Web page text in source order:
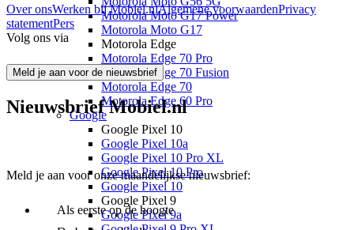
Motorola Moto G17 Power
Motorola Moto G17
Motorola Edge
Motorola Edge 70 Pro
Motorola Edge 70 Fusion
Motorola Edge 70
Motorola Edge 60 Pro
Google
Google Pixel 10
Google Pixel 10a
Google Pixel 10 Pro XL
Google Pixel 10 Pro
Google Pixel 10
Google Pixel 9
Google Pixel 9a
Over onsWerken bij Mobiel.nlAlgemene voorwaardenPrivacy
statementPers
Volg ons via
Meld je aan voor de nieuwsbrief
Nieuwsbrief Mobiel.nl
Meld je aan voor onze maandelijkse nieuwsbrief:
Als eerste op de hoogte